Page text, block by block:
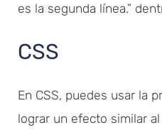
es la segunda línea.”
CSS
En CSS, puedes usar la
lograr un efecto similar